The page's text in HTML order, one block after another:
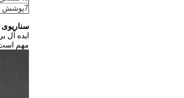
7پوشش قرمز
ایده آل
مهم